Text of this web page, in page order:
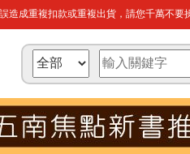
造成重複扣款或重複出貨，請您千萬不要